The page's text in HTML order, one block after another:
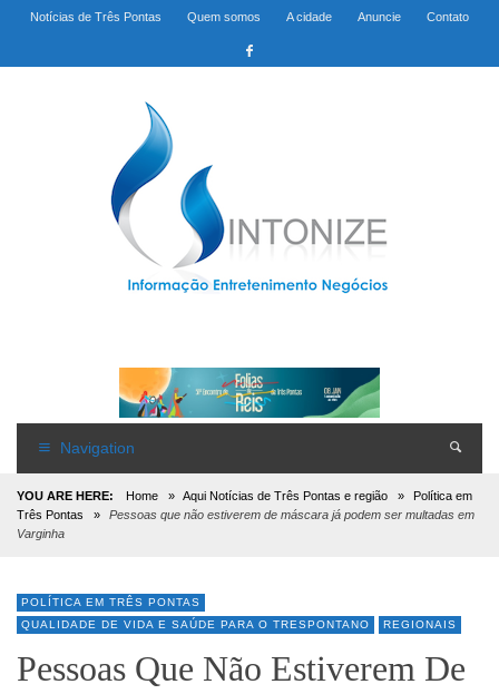
Notícias de Três Pontas Quem somos A cidade Anuncie Contato
Navigation
YOU ARE HERE: Home » Aqui Notícias de Três Pontas e região »
Política em
Três Pontas
»
Pessoas que não estiverem de máscara já podem ser multadas em
Varginha
POLÍTICA EM TRÊS PONTAS
QUALIDADE DE VIDA E SAÚDE PARA O TRESPONTANO
REGIONAIS
Pessoas Que Não Estiverem De